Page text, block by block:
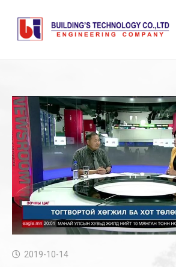
2019-10-14